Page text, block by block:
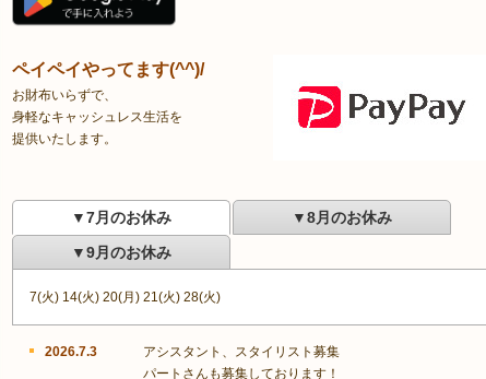
ペイペイやってます(^^)/
お財布いらずで、
身軽なキャッシュレス生活を
提供いたします。
▼7月のお休み
▼8月のお休み
▼9月のお休み
7(火) 14(火) 20(月) 21(火) 28(火)
2026.7.3
アシスタント、スタイリスト募集
パートさんも募集しております！